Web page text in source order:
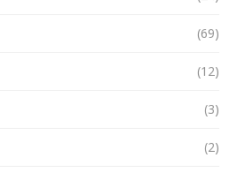
(69)
(12)
(3)
(2)